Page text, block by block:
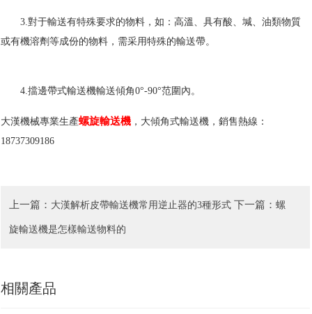
3.對于輸送有特殊要求的物料，如：高溫、具有酸、堿、油類物質
或有機溶劑等成份的物料，需采用特殊的輸送帶。
4.擋邊帶式輸送機輸送傾角0°-90°范圍內。
大漢機械專業生產螺旋輸送機 ，大傾角式輸送機，銷售熱線：
18737309186
上一篇： 大漢解析皮帶輸送機常用逆止器的3種形式 下一篇： 螺
旋輸送機是怎樣輸送物料的
相關產品